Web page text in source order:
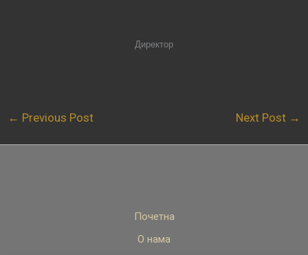
Директор
← Previous Post Next Post →
Почетна
О нама